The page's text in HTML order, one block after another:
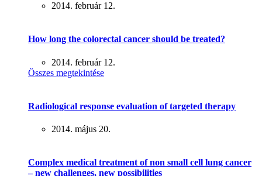
2014. február 12.
How long the colorectal cancer should be treated?
2014. február 12.
Összes megtekintése
Radiological response evaluation of targeted therapy
2014. május 20.
Complex medical treatment of non small cell lung cancer
– new challenges, new possibilities